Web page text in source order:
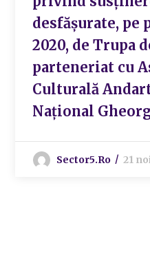
desfășurate, pe
2020, de Trupa
parteneriat cu
Culturală
Național
Sector5.ro 21